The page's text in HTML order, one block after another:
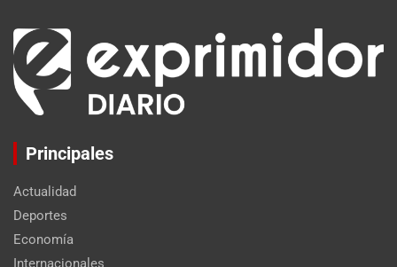
Principales
Actualidad
Deportes
Economía
Internacionales